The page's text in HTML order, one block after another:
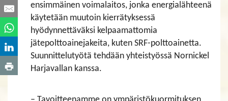
ensimmäinen voimalaitos, jonka energialähteenä
käytetään muutoin kierrätyksessä
hyödynnettäväksi kelpaamattomia
jätepolttoainejakeita, kuten SRF-polttoainetta.
Suunnittelutyötä tehdään yhteistyössä Nornickel
Harjavallan kanssa.